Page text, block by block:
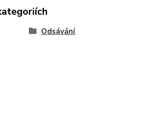
Odsávání